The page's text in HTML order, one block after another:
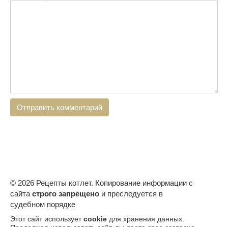
© 2026 Рецепты котлет. Копирование информации с
сайта строго запрещено и преследуется в
судебном порядке
Этот сайт использует cookie для хранения данных.